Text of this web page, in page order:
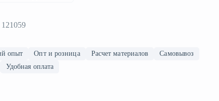
опыт Опт и розница Расчет материалов
Самовывоз
Удобная оплата